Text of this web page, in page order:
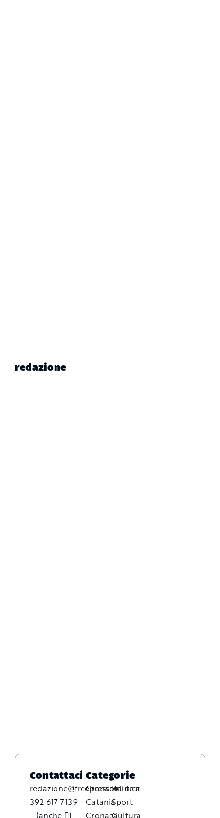
redazione
Contattaci
redazione@freepressonline.it
392 617 7139
(anche
)
Categorie
Cronaca
Catania
Cronaca
Politica
Sport
Cultura